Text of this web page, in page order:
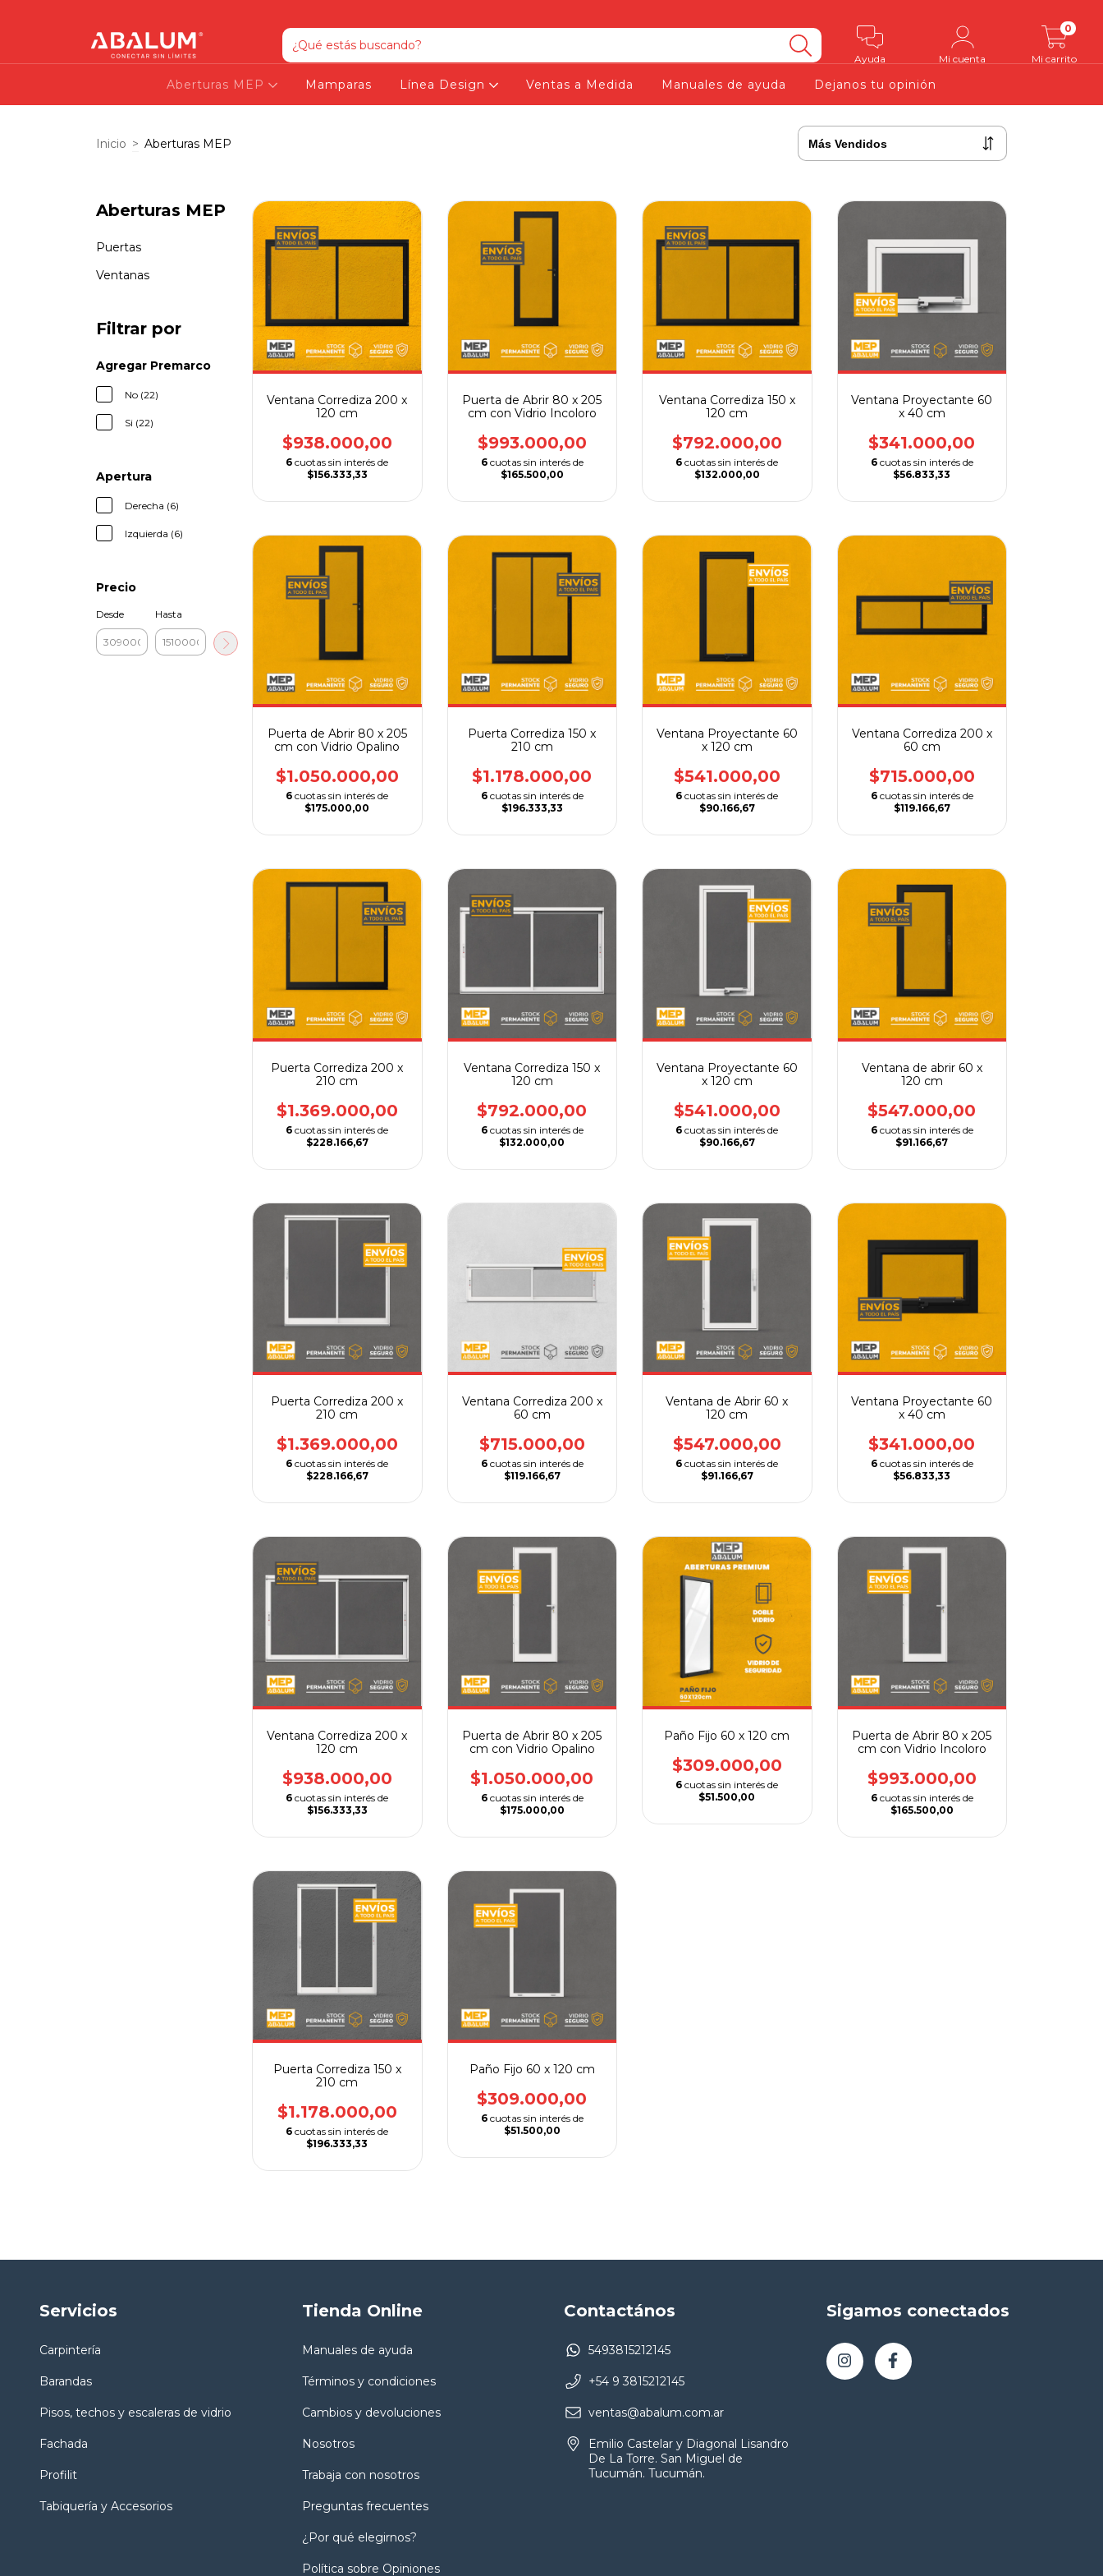
Ayuda Mi cuenta Mi carrito
0
Aberturas MEP Mamparas Línea Design Ventas a Medida Manuales de ayuda Dejanos tu opinión
Inicio > Aberturas MEP
Aberturas MEP
Puertas
Ventanas
Filtrar por
Agregar Premarco
No (22)
Si (22)
Apertura
Derecha (6)
Izquierda (6)
Precio
Desde Hasta
Ventana Corrediza 200 x
120 cm
$938.000,00
6 cuotas sin interés de
$156.333,33
Puerta de Abrir 80 x 205
cm con Vidrio Incoloro
$993.000,00
6 cuotas sin interés de
$165.500,00
Ventana Corrediza 150 x
120 cm
$792.000,00
6 cuotas sin interés de
$132.000,00
Ventana Proyectante 60
x 40 cm
$341.000,00
6 cuotas sin interés de
$56.833,33
Puerta de Abrir 80 x 205
cm con Vidrio Opalino
$1.050.000,00
6 cuotas sin interés de
$175.000,00
Puerta Corrediza 150 x
210 cm
$1.178.000,00
6 cuotas sin interés de
$196.333,33
Ventana Proyectante 60
x 120 cm
$541.000,00
6 cuotas sin interés de
$90.166,67
Ventana Corrediza 200 x
60 cm
$715.000,00
6 cuotas sin interés de
$119.166,67
Puerta Corrediza 200 x
210 cm
$1.369.000,00
6 cuotas sin interés de
$228.166,67
Ventana Corrediza 150 x
120 cm
$792.000,00
6 cuotas sin interés de
$132.000,00
Ventana Proyectante 60
x 120 cm
$541.000,00
6 cuotas sin interés de
$90.166,67
Ventana de abrir 60 x
120 cm
$547.000,00
6 cuotas sin interés de
$91.166,67
Puerta Corrediza 200 x
210 cm
$1.369.000,00
6 cuotas sin interés de
$228.166,67
Ventana Corrediza 200 x
60 cm
$715.000,00
6 cuotas sin interés de
$119.166,67
Ventana de Abrir 60 x
120 cm
$547.000,00
6 cuotas sin interés de
$91.166,67
Ventana Proyectante 60
x 40 cm
$341.000,00
6 cuotas sin interés de
$56.833,33
Ventana Corrediza 200 x
120 cm
$938.000,00
6 cuotas sin interés de
$156.333,33
Puerta de Abrir 80 x 205
cm con Vidrio Opalino
$1.050.000,00
6 cuotas sin interés de
$175.000,00
Paño Fijo 60 x 120 cm
$309.000,00
6 cuotas sin interés de
$51.500,00
Puerta de Abrir 80 x 205
cm con Vidrio Incoloro
$993.000,00
6 cuotas sin interés de
$165.500,00
Puerta Corrediza 150 x
210 cm
$1.178.000,00
6 cuotas sin interés de
$196.333,33
Paño Fijo 60 x 120 cm
$309.000,00
6 cuotas sin interés de
$51.500,00
Servicios
Carpintería
Barandas
Pisos, techos y escaleras de vidrio
Fachada
Profilit
Tabiquería y Accesorios
Tienda Online
Manuales de ayuda
Términos y condiciones
Cambios y devoluciones
Nosotros
Trabaja con nosotros
Preguntas frecuentes
¿Por qué elegirnos?
Política sobre Opiniones
Contactános
5493815212145
+54 9 3815212145
ventas@abalum.com.ar
Emilio Castelar y Diagonal Lisandro
De La Torre. San Miguel de
Tucumán. Tucumán.
Sigamos conectados